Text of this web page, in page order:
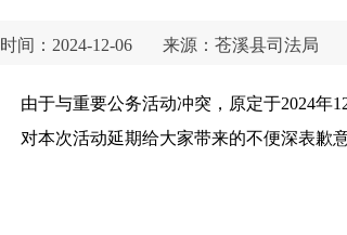
时间：2024-12-06 来源：苍溪县司法局
由于与重要公务活动冲突，原定于2024年
对本次活动延期给大家带来的不便深表歉